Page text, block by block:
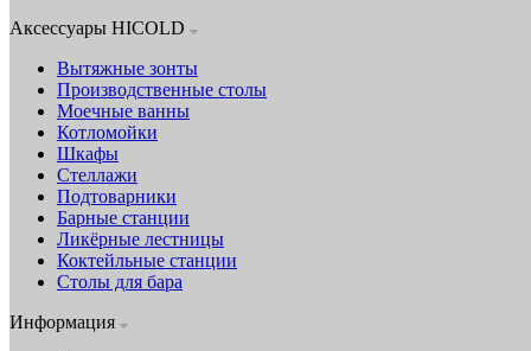
Аксессуары HICOLD
Вытяжные зонты
Производственные столы
Моечные ванны
Котломойки
Шкафы
Стеллажи
Подтоварники
Барные станции
Ликёрные лестницы
Коктейльные станции
Столы для бара
Информация